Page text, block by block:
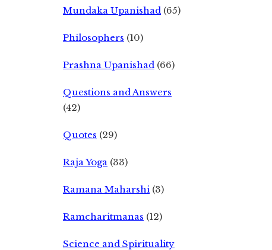
Mundaka Upanishad (65)
Philosophers (10)
Prashna Upanishad (66)
Questions and Answers
(42)
Quotes (29)
Raja Yoga (33)
Ramana Maharshi (3)
Ramcharitmanas (12)
Science and Spirituality